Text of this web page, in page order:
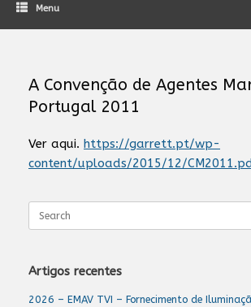
Menu
A Convenção de Agentes
Portugal 2011
Ver aqui. https://garrett.pt/wp-
content/uploads/2015/12/
for:
Artigos recentes
2026 – EMAV TVI – Fornecimento de